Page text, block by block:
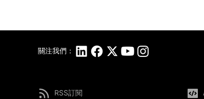
關注我們：
RSS訂閱